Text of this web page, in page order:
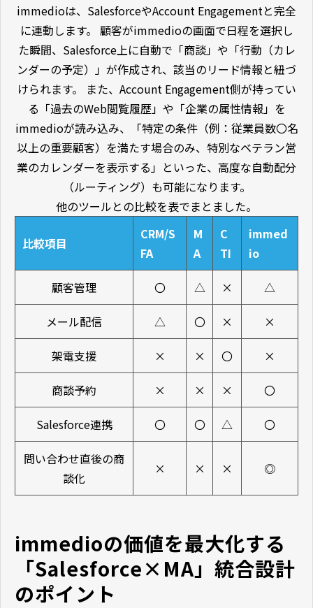
immedioは、SalesforceやAccount Engagementと完全
に連動します。 顧客がimmedioの画面で日程を選択し
た瞬間、Salesforce上に自動で「商談」や「行動（カレ
ンダーの予定）」が作成され、該当のリード情報と紐づ
けられます。 また、Account Engagement側が持ってい
る「過去のWeb閲覧履歴」や「企業の属性情報」を
immedioが読み込み、「特定の条件（例：従業員数〇名
以上の重要顧客）を満たす場合のみ、特別なベテラン営
業のカレンダーを表示する」といった、高度な自動配分
（ルーティング）も可能になります。
他のツールとの比較を表でまとました。
比較項目
CRM/S
FA
M
A
C
TI
immed
io
顧客管理 〇 △ × △
メール配信 △ 〇 × ×
架電支援 × × 〇 ×
商談予約 × × × 〇
Salesforce連携 〇 〇 △ 〇
問い合わせ直後の商
談化
× × × ◎
immedioの価値を最大化する
「Salesforce×MA」統合設計
のポイント